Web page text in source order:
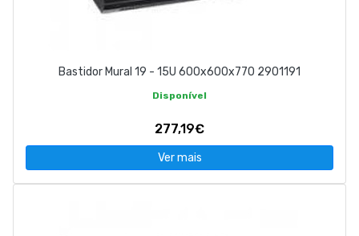
Bastidor Mural 19 - 15U 600x600x770 2901191
Disponível
277,19€
Ver mais